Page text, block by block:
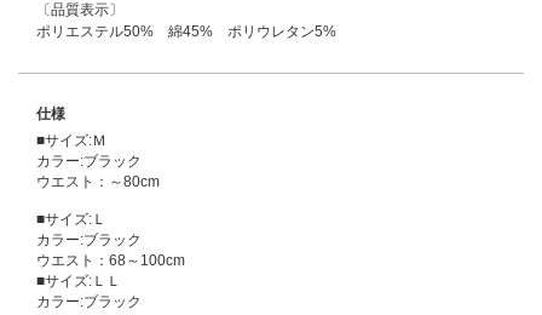
〔品質表示〕
ポリエステル50% 綿45% ポリウレタン5%
仕様
■サイズ:Ｍ
カラー:ブラック
ウエスト：～80cm
■サイズ:Ｌ
カラー:ブラック
ウエスト：68～100cm
■サイズ:ＬＬ
カラー:ブラック